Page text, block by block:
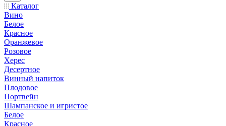
Каталог
Вино
Белое
Красное
Оранжевое
Розовое
Херес
Десертное
Винный напиток
Плодовое
Портвейн
Шампанское и игристое
Белое
Красное